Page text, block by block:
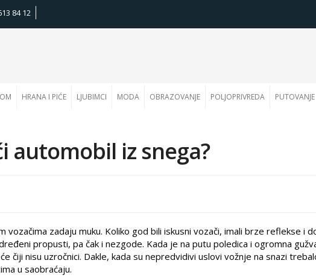
84 12
HRANA I PIĆE LJUBIMCI MODA OBRAZOVANJE POLJOPRIVREDA PUTOVANJE
automobil iz snega?
vozačima zadaju muku. Koliko god bili iskusni vozači, imali brze reflekse i
propusti, pa čak i nezgode. Kada je na putu poledica i ogromna
čiji nisu uzročnici. Dakle, kada su nepredvidivi uslovi vožnje na snazi
u saobraćaju.